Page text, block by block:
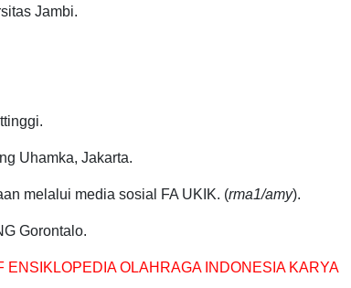
Jambi.
Uhamka, Jakarta.
melalui media sosial FA UKIK. (rma1/amy).
Gorontalo.
OLAHRAGA INDONESIA KARYA